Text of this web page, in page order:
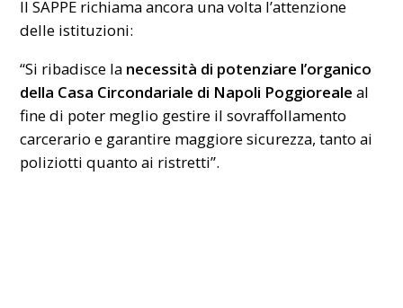
Il SAPPE richiama ancora una volta l’attenzione
delle istituzioni:
“Si ribadisce la necessità di potenziare l’organico
della Casa Circondariale di Napoli Poggioreale al
fine di poter meglio gestire il sovraffollamento
carcerario e garantire maggiore sicurezza, tanto ai
poliziotti quanto ai ristretti”.